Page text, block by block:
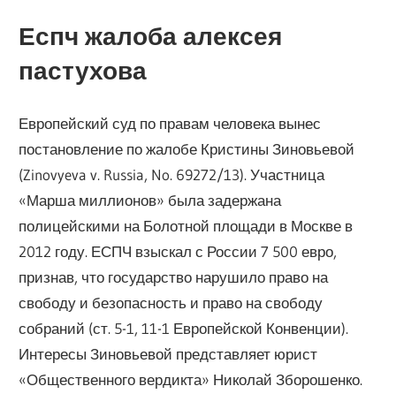
Еспч жалоба алексея
пастухова
Европейский суд по правам человека вынес
постановление по жалобе Кристины Зиновьевой
(Zinovyeva v. Russia, No. 69272/13). Участница
«Марша миллионов» была задержана
полицейскими на Болотной площади в Москве в
2012 году. ЕСПЧ взыскал с России 7 500 евро,
признав, что государство нарушило право на
свободу и безопасность и право на свободу
собраний (ст. 5-1, 11-1 Европейской Конвенции).
Интересы Зиновьевой представляет юрист
«Общественного вердикта» Николай Зборошенко.